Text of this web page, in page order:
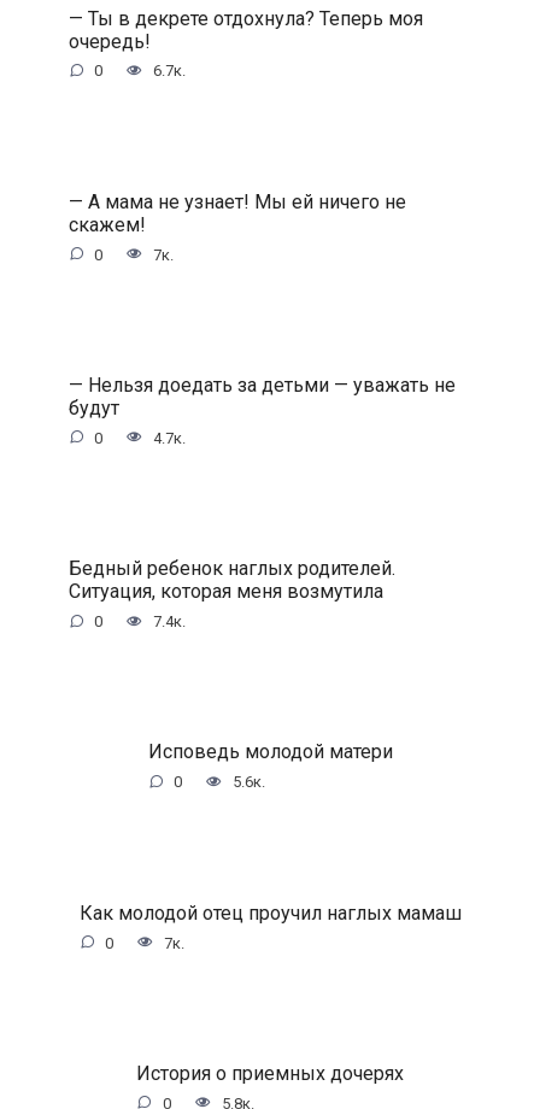
— Ты в декрете отдохнула? Теперь моя
очередь!
0 6.7к.
— А мама не узнает! Мы ей ничего не
скажем!
0 7к.
— Нельзя доедать за детьми — уважать не
будут
0 4.7к.
Бедный ребенок наглых родителей.
Ситуация, которая меня возмутила
0 7.4к.
Исповедь молодой матери
0 5.6к.
Как молодой отец проучил наглых мамаш
0 7к.
История о приемных дочерях
0 5.8к.